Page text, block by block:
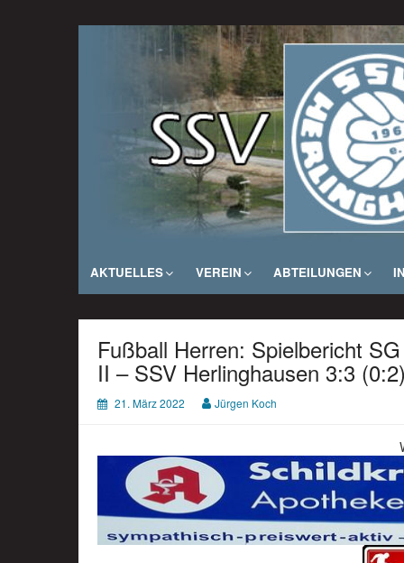
SSV Herlinghausen e. V.
AKTUELLES VEREIN ABTEILUNGEN
Fußball Herren: Spielbericht
II – SSV Herlinghausen 3:3 (0:2)
21. März 2022 Jürgen Koch